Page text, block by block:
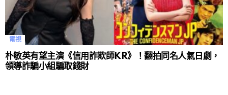
電視
朴敏英有望主演《信用詐欺師KR》！翻拍同名人氣日劇，
領導詐騙小組騙取錢財